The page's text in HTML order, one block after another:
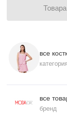
+7 (969) 96-
в Viber
все
категория
все
бренд